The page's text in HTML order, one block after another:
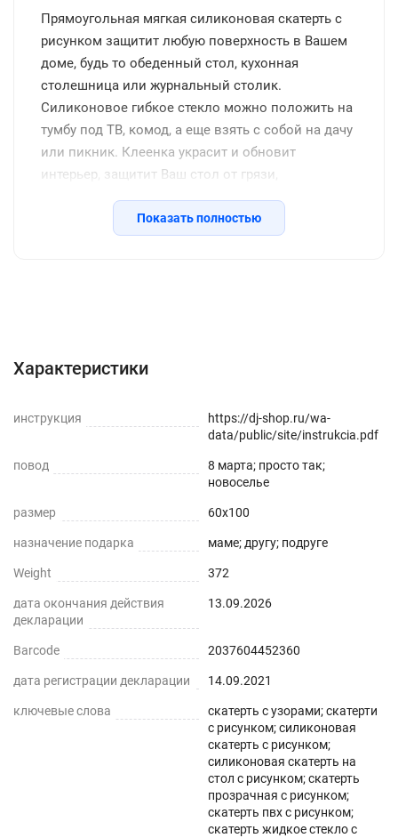
Прямоугольная мягкая силиконовая скатерть с
рисунком защитит любую поверхность в Вашем
доме, будь то обеденный стол, кухонная
столешница или журнальный столик.
Силиконовое гибкое стекло можно положить на
тумбу под ТВ, комод, а еще взять с собой на дачу
или пикник. Клеенка украсит и обновит
интерьер, защитит Ваш стол от грязи,
потертостей, царапин, станет отличным
подарком на день рождения, новоселье и другие
семейные праздники, включая новый год.
размеров или закруглить углы. Внимание: мы
усадку. Весь ассортимент Вы можете увидеть в
Показать полностью
Характеристики
инструкция
https://dj-shop.ru/wa-
data/public/site/instrukcia.pdf
повод
8 марта; просто так;
новоселье
размер 60x100
назначение подарка маме; другу; подруге
Weight 372
дата окончания действия
декларации
13.09.2026
Barcode 2037604452360
дата регистрации декларации 14.09.2021
ключевые слова
скатерть с узорами; скатерти
с рисунком; силиконовая
скатерть с рисунком;
силиконовая скатерть на
стол с рисунком; скатерть
прозрачная с рисунком;
скатерть пвх с рисунком;
скатерть жидкое стекло с